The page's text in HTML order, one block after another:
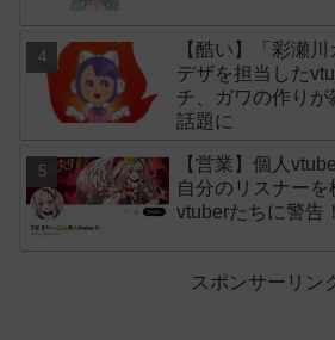
【酷い】「彩瀬
デザを担当した
チ、ガワの作り
話題に
【営業】個人
自分のリスナー
vtuberたちに警告！
スポンサーリン